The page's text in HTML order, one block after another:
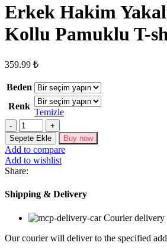
Erkek Hakim
Kollu Pamuklu T-
359.99 ₺
Beden
Renk
Temizle
Erkek
Hakim
Yakalı
Kısa
Kollu
Pamuklu
shirt
Sepete Ekle Buy now
Add to compare
Add to wishlist
Share:
Shipping & Delivery
Courier delivery
Our courier will deliver to the specified